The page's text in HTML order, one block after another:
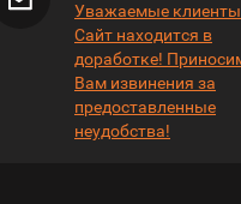
Уважаемые
Сайт находится в
доработке!
Вам извинения за
предоставленные
неудобства!